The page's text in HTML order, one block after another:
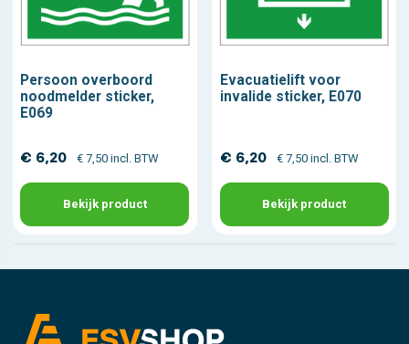
Persoon overboord
noodmelder sticker,
E069
€ 6,20 € 7,50 incl. BTW
Bekijk product
Evacuatielift voor
invalide sticker, E070
€ 6,20 € 7,50 incl. BTW
Bekijk product